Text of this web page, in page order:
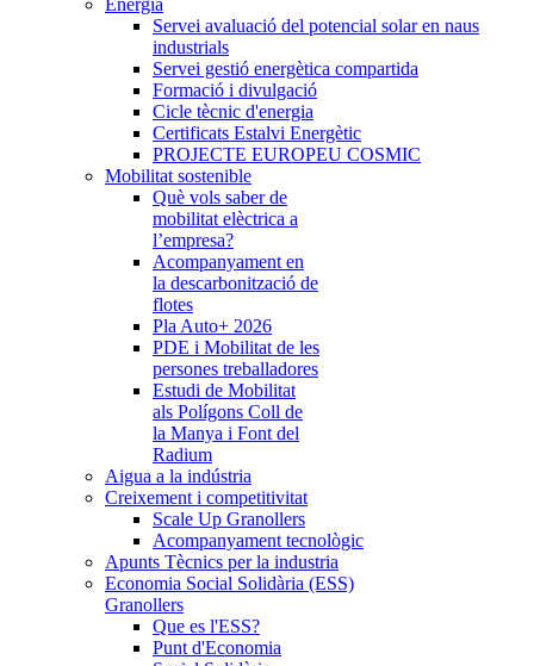
Energia
Servei avaluació del potencial solar en naus
industrials
Servei gestió energètica compartida
Formació i divulgació
Cicle tècnic d'energia
Certificats Estalvi Energètic
PROJECTE EUROPEU COSMIC
Mobilitat sostenible
Què vols saber de
mobilitat elèctrica a
l’empresa?
Acompanyament en
la descarbonització de
flotes
Pla Auto+ 2026
PDE i Mobilitat de les
persones treballadores
Estudi de Mobilitat
als Polígons Coll de
la Manya i Font del
Radium
Aigua a la indústria
Creixement i competitivitat
Scale Up Granollers
Acompanyament tecnològic
Apunts Tècnics per la industria
Economia Social Solidària (ESS)
Granollers
Que es l'ESS?
Punt d'Economia